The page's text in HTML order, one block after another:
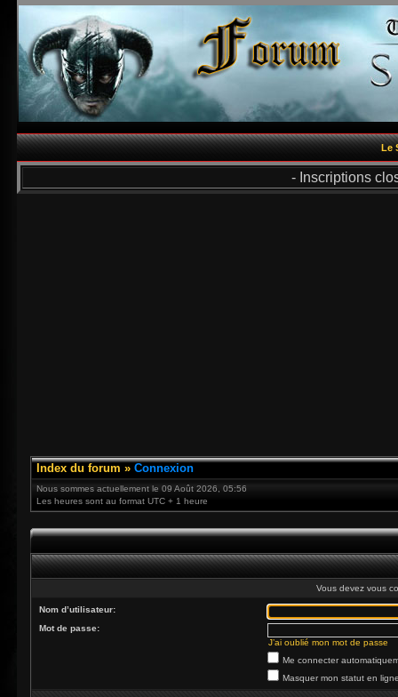
Le
- Inscriptions
Index du forum » Connexion
Nous sommes actuellement le 09 Août 2026, 05:56
Les heures sont au format UTC + 1 heure
Vous devez vous
Nom d’utilisateur:
Mot de passe:
J’ai oublié mon mot de passe
Me connecter
Masquer mon statut en